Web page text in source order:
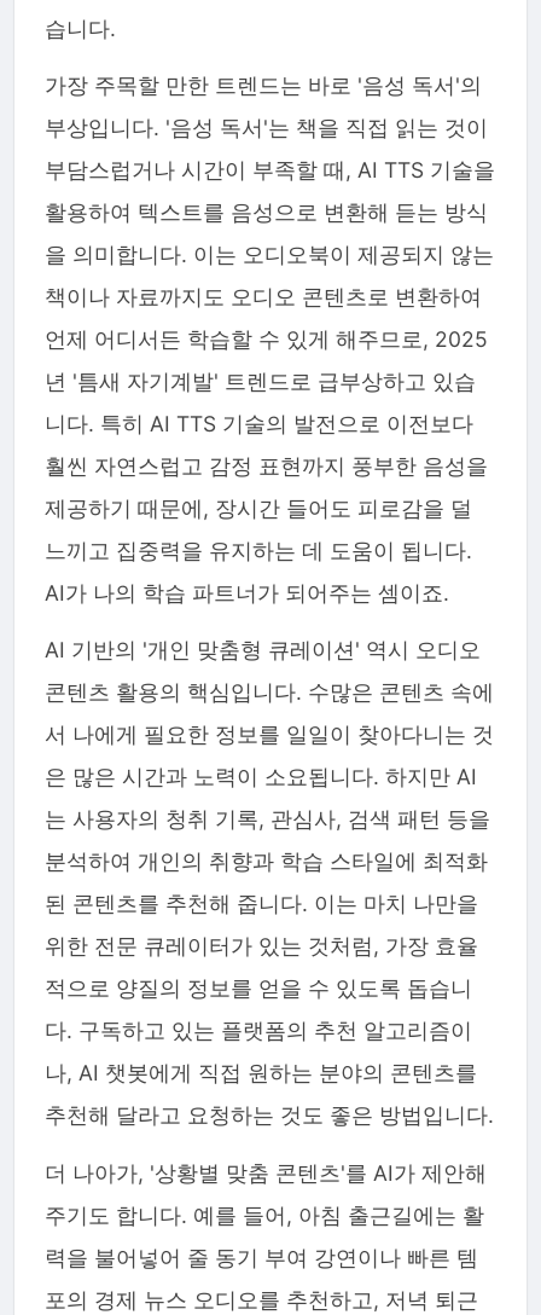
습니다.
가장 주목할 만한 트렌드는 바로 '음성 독서'의
부상입니다. '음성 독서'는 책을 직접 읽는 것이
부담스럽거나 시간이 부족할 때, AI TTS 기술을
활용하여 텍스트를 음성으로 변환해 듣는 방식
을 의미합니다. 이는 오디오북이 제공되지 않는
책이나 자료까지도 오디오 콘텐츠로 변환하여
언제 어디서든 학습할 수 있게 해주므로, 2025
년 '틈새 자기계발' 트렌드로 급부상하고 있습
니다. 특히 AI TTS 기술의 발전으로 이전보다
훨씬 자연스럽고 감정 표현까지 풍부한 음성을
제공하기 때문에, 장시간 들어도 피로감을 덜
느끼고 집중력을 유지하는 데 도움이 됩니다.
AI가 나의 학습 파트너가 되어주는 셈이죠.
AI 기반의 '개인 맞춤형 큐레이션' 역시 오디오
콘텐츠 활용의 핵심입니다. 수많은 콘텐츠 속에
서 나에게 필요한 정보를 일일이 찾아다니는 것
은 많은 시간과 노력이 소요됩니다. 하지만 AI
는 사용자의 청취 기록, 관심사, 검색 패턴 등을
분석하여 개인의 취향과 학습 스타일에 최적화
된 콘텐츠를 추천해 줍니다. 이는 마치 나만을
위한 전문 큐레이터가 있는 것처럼, 가장 효율
적으로 양질의 정보를 얻을 수 있도록 돕습니
다. 구독하고 있는 플랫폼의 추천 알고리즘이
나, AI 챗봇에게 직접 원하는 분야의 콘텐츠를
추천해 달라고 요청하는 것도 좋은 방법입니다.
더 나아가, '상황별 맞춤 콘텐츠'를 AI가 제안해
주기도 합니다. 예를 들어, 아침 출근길에는 활
력을 불어넣어 줄 동기 부여 강연이나 빠른 템
포의 경제 뉴스 오디오를 추천하고, 저녁 퇴근